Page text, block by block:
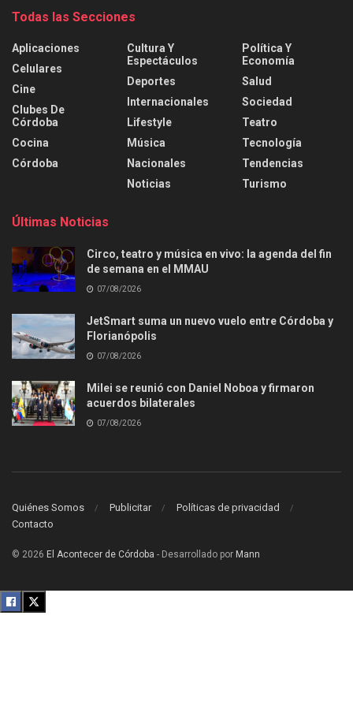
Todas las Secciones
Aplicaciones
Celulares
Cine
Clubes De
Córdoba
Cocina
Córdoba
Cultura Y
Espectáculos
Deportes
Internacionales
Lifestyle
Música
Nacionales
Noticias
Política Y
Economía
Salud
Sociedad
Teatro
Tecnología
Tendencias
Turismo
Últimas Noticias
Circo, teatro y música en vivo: la agenda del fin
de semana en el MMAU
07/08/2026
JetSmart suma un nuevo vuelo entre Córdoba y
Florianópolis
07/08/2026
Milei se reunió con Daniel Noboa y firmaron
acuerdos bilaterales
07/08/2026
Quiénes Somos Publicitar
Políticas de privacidad
Contacto
© 2026 El Acontecer de Córdoba - Desarrollado por Mann